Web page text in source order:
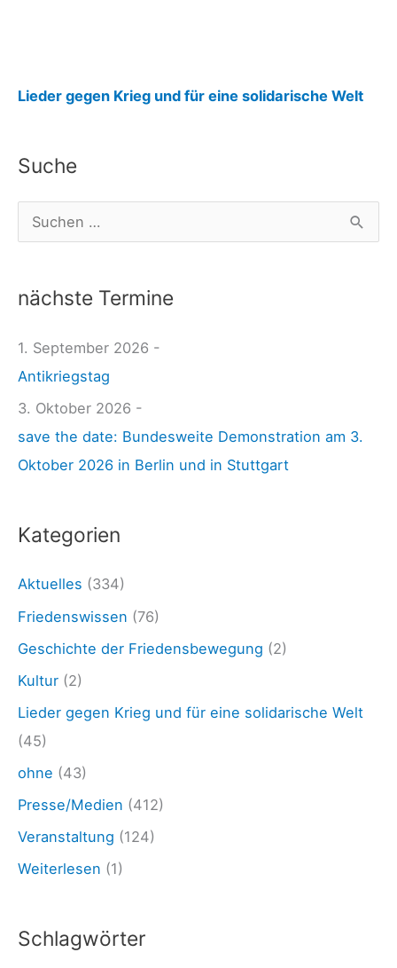
Lieder gegen Krieg und für eine solidarische Welt:
t
„
Suche
u
h
n
n
a
c
h
nächste Termine
1. September 2026 -
Antikriegstag
3. Oktober 2026 -
save the date: Bundesweite Demonstration am 3.
Oktober 2026 in Berlin und in Stuttgart
Kategorien
Aktuelles (334)
Friedenswissen (76)
Geschichte der Friedensbewegung (2)
Kultur (2)
Lieder gegen Krieg und für eine solidarische Welt
(45)
ohne (43)
Presse/Medien (412)
Veranstaltung (124)
Weiterlesen (1)
Schlagwörter